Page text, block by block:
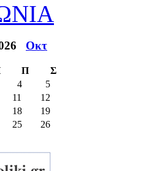
Οκτ
Π
Σ
4
5
11
12
18
19
25
26